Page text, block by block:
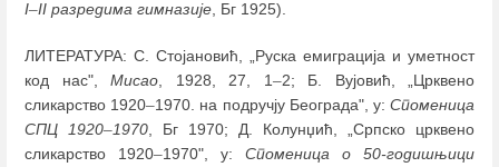
I–II разредима гимназије, Бг 1925).
ЛИТЕРАТУРА: С. Стојановић, „Руска емиграција и уметност
код нас", Мисао , 1928, 27, 1–2; Б. Вујовић, „Црквено
сликарство 1920–1970. на подручју Београда", у:Споменица
СПЦ 1920–1970 , Бг 1970; Д. Колунџић, „Српско црквено
сликарство 1920–1970", у: Споменица о 50-годишњици